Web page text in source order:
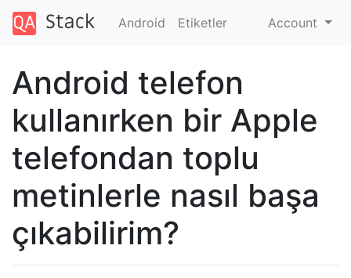
Android Etiketler Account
Android telefon
kullanırken bir Apple
telefondan toplu
metinlerle nasıl başa
çıkabilirim?